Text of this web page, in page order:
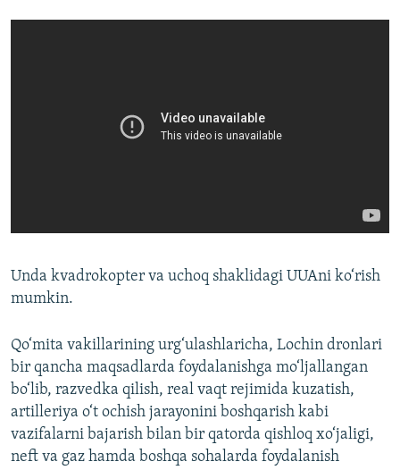
Unda kvadrokopter va uchoq shaklidagi UUAni ko‘rish
mumkin.
Qo‘mita vakillarining urg‘ulashlaricha, Lochin dronlari
bir qancha maqsadlarda foydalanishga mo‘ljallangan
bo‘lib, razvedka qilish, real vaqt rejimida kuzatish,
artilleriya o‘t ochish jarayonini boshqarish kabi
vazifalarni bajarish bilan bir qatorda qishloq xo‘jaligi,
neft va gaz hamda boshqa sohalarda foydalanish